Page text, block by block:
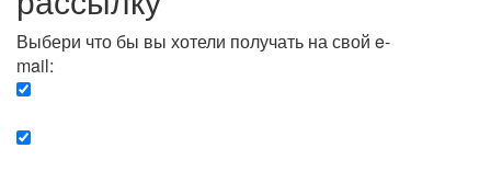
Выбери что бы вы хотели получать на свой e-
mail: